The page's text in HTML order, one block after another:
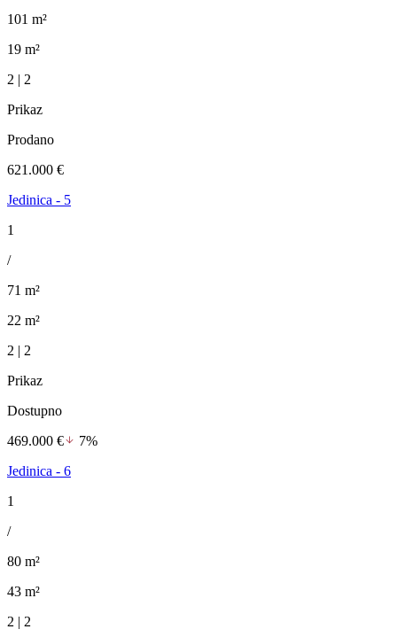
101 m²
19 m²
2 | 2
Prikaz
Prodano
621.000 €
Jedinica - 5
1
/
71 m²
22 m²
2 | 2
Prikaz
Dostupno
469.000 €
7%
Jedinica - 6
1
/
80 m²
43 m²
2 | 2